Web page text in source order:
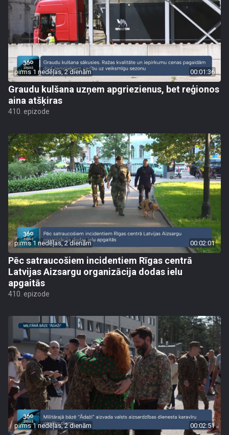
pirms 1 nedēļas, 2 dienām 00:01:36
Graudu kulšana uzņem apgriezienus, bet reģionos
aina atšķiras
410. epizode
pirms 1 nedēļas, 2 dienām 00:02:01
Pēc satraucošiem incidentiem Rīgas centrā
Latvijas Aizsargu organizācija dodas ielu
apgaitās
410. epizode
pirms 1 nedēļas, 2 dienām 00:02:51